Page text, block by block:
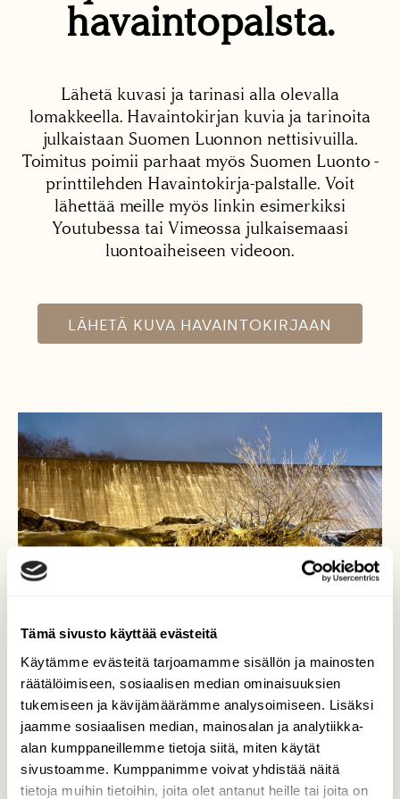
Tämä sivusto käyttää evästeitä
Käytämme evästeitä tarjoamamme sisällön ja mainosten
räätälöimiseen, sosiaalisen median ominaisuuksien
tukemiseen ja kävijämäärämme analysoimiseen. Lisäksi
jaamme sosiaalisen median, mainosalan ja analytiikka-
alan kumppaneillemme tietoja siitä, miten käytät
sivustoamme. Kumppanimme voivat yhdistää näitä
tietoja muihin tietoihin, joita olet antanut heille tai joita on
havaintopalsta.
Lähetä kuvasi ja tarinasi alla olevalla
lomakkeella. Havaintokirjan kuvia ja tarinoita
julkaistaan Suomen Luonnon nettisivuilla.
Toimitus poimii parhaat myös Suomen Luonto -
printtilehden Havaintokirja-palstalle. Voit
lähettää meille myös linkin esimerkiksi
Youtubessa tai Vimeossa julkaisemaasi
luontoaiheiseen videoon.
LÄHETÄ KUVA HAVAINTOKIRJAAN
Halistenkoski